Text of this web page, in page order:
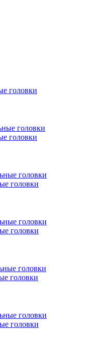
головки
головки
головки
головки
головки
головки